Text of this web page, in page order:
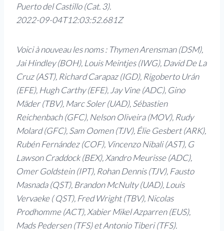
Puerto del Castillo (Cat. 3).
2022-09-04T12:03:52.681Z
Voici à nouveau les noms : Thymen Arensman (DSM),
Jai Hindley (BOH), Louis Meintjes (IWG), David De La
Cruz (AST), Richard Carapaz (IGD), Rigoberto Urán
(EFE), Hugh Carthy (EFE), Jay Vine (ADC), Gino
Mäder (TBV), Marc Soler (UAD), Sébastien
Reichenbach (GFC), Nelson Oliveira (MOV), Rudy
Molard (GFC), Sam Oomen (TJV), Élie Gesbert (ARK),
Rubén Fernández (COF), Vincenzo Nibali (AST), G
Lawson Craddock (BEX), Xandro Meurisse (ADC),
Omer Goldstein (IPT), Rohan Dennis (TJV), Fausto
Masnada (QST), Brandon McNulty (UAD), Louis
Vervaeke ( QST), Fred Wright (TBV), Nicolas
Prodhomme (ACT), Xabier Mikel Azparren (EUS),
Mads Pedersen (TFS) et Antonio Tiberi (TFS).